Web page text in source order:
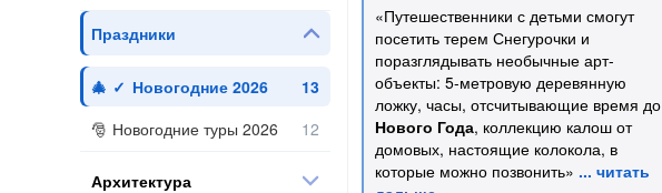
«Путешественники с детьми смогут
посетить терем Снегурочки и
поразглядывать необычные арт-
объекты: 5-метровую деревянную
ложку, часы, отсчитывающие время до
Нового Года, коллекцию калош от
домовых, настоящие колокола, в
которые можно позвонить»
Праздники
Новогодние 2026
Новогодние туры 2026
Архитектура